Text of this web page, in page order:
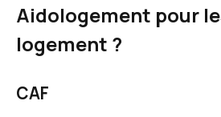
Aidologement pour
logement ?
CAF